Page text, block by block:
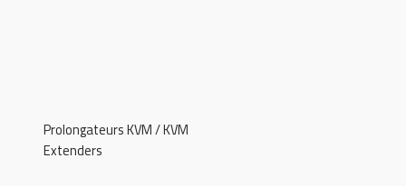
Prolongateurs KVM / KVM
Extenders